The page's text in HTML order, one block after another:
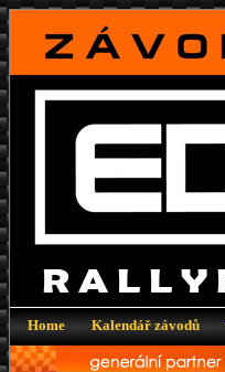
Home Kalendář závodů